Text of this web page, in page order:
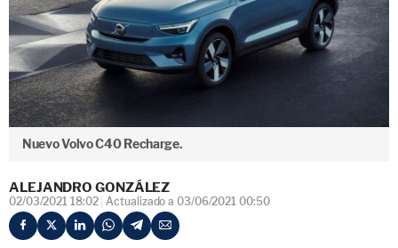
Nuevo Volvo C40 Recharge.
ALEJANDRO GONZÁLEZ
02/03/2021 18:02 Actualizado a 03/06/2021 00:50